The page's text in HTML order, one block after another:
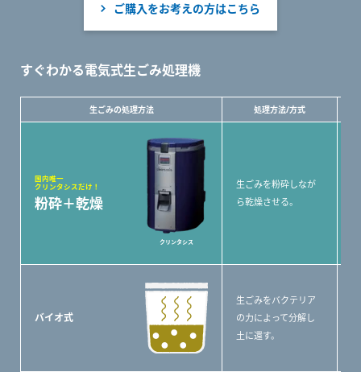
ご購入をお考えの方はこちら
すぐわかる電気式生ごみ処理機
生ごみの処理方法 処理方法/方式
国内唯一
クリンタシスだけ！
粉砕＋乾燥
クリンタシス
生ごみを粉砕しなが
ら乾燥させる。
バイオ式
生ごみをバクテリア
の力によって分解し
土に還す。